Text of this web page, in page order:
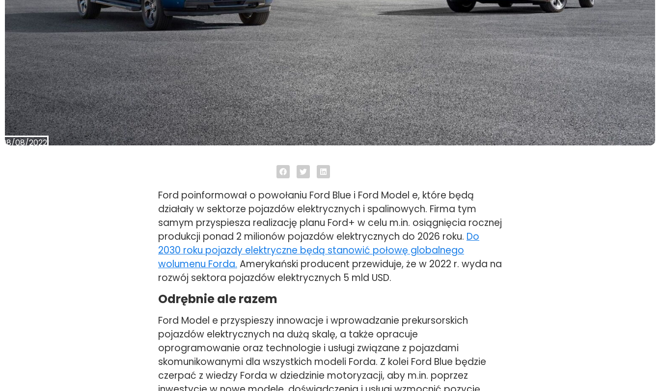
08/08/2022
Ford poinformował o powołaniu Ford Blue i Ford Model e, które będą
działały w sektorze pojazdów elektrycznych i spalinowych. Firma tym
samym przyspiesza realizację planu Ford+ w celu m.in. osiągnięcia rocznej
produkcji ponad 2 milionów pojazdów elektrycznych do 2026 roku. Do
2030 roku pojazdy elektryczne będą stanowić połowę globalnego
wolumenu Forda. Amerykański producent przewiduje, że w 2022 r. wyda na
rozwój sektora pojazdów elektrycznych 5 mld USD.
Odrębnie ale razem
Ford Model e przyspieszy innowacje i wprowadzanie prekursorskich
pojazdów elektrycznych na dużą skalę, a także opracuje
oprogramowanie oraz technologie i usługi związane z pojazdami
skomunikowanymi dla wszystkich modeli Forda. Z kolei Ford Blue będzie
czerpać z wiedzy Forda w dziedzinie motoryzacji, aby m.in. poprzez